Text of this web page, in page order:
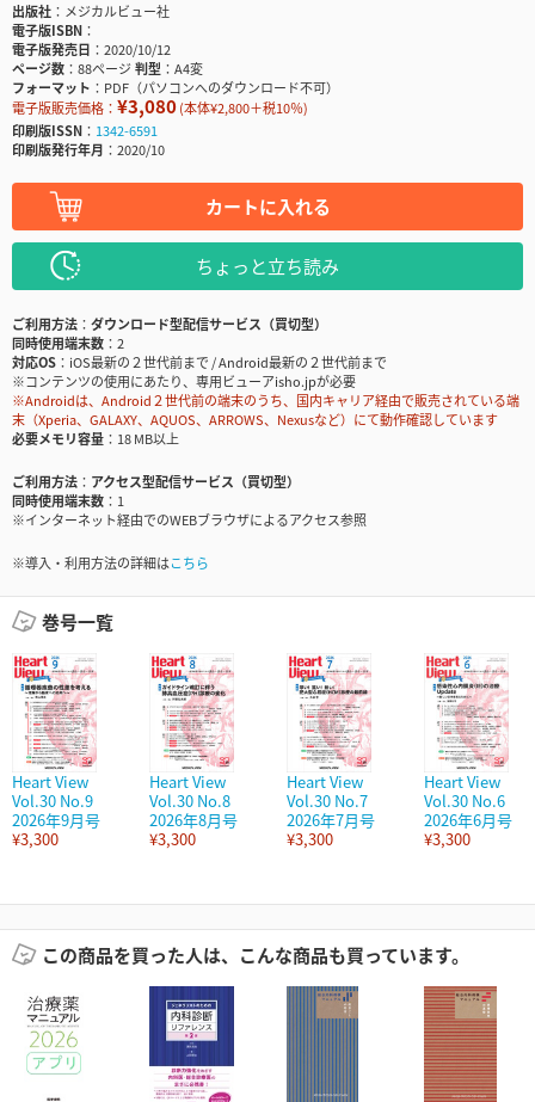
出版社
メジカルビュー社
電子版ISBN
電子版発売日
2020/10/12
ページ数
88ページ判型
A4変
フォーマット
PDF（パソコンへのダウンロード不可）
電子版販売価格： ¥3,080(本体¥2,800＋税10％)
印刷版ISSN
1342-6591
印刷版発行年月
2020/10
カートに入れる
ちょっと立ち読み
ご利用方法
ダウンロード型配信サービス（買切型）
同時使用端末数
2
対応OS
iOS最新の２世代前まで / Android最新の２世代前まで
※コンテンツの使用にあたり、専用ビューアisho.jpが必要
※Androidは、Android２世代前の端末のうち、国内キャリア経由で販売されている端
末（Xperia、GALAXY、AQUOS、ARROWS、Nexusなど）にて動作確認しています
必要メモリ容量
18 MB以上
ご利用方法
アクセス型配信サービス（買切型）
同時使用端末数
1
※インターネット経由でのWEBブラウザによるアクセス参照
※導入・利用方法の詳細はこちら
巻号一覧
Heart View
Vol.30 No.9
2026年9月号
¥3,300
Heart View
Vol.30 No.8
2026年8月号
¥3,300
Heart View
Vol.30 No.7
2026年7月号
¥3,300
Heart View
Vol.30 No.6
2026年6月号
¥3,300
この商品を買った人は、こんな商品も買っています。